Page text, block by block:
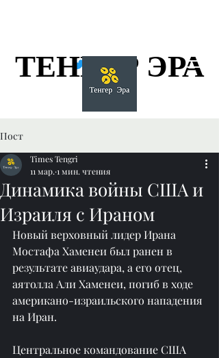
ТЕНГЕР ЭРА
ТЕНГЕР ЭРА
Пост
Динамика войны США и
Израиля с Ираном
Times Tengri
11 мар. 1 мин. чтения
Новый верховный лидер Ирана
Мостафа Хаменеи был ранен в
результате авиаудара, а его отец,
аятолла Али Хаменеи, погиб в ходе
американо-израильского нападения
на Иран.
Центральное командование США